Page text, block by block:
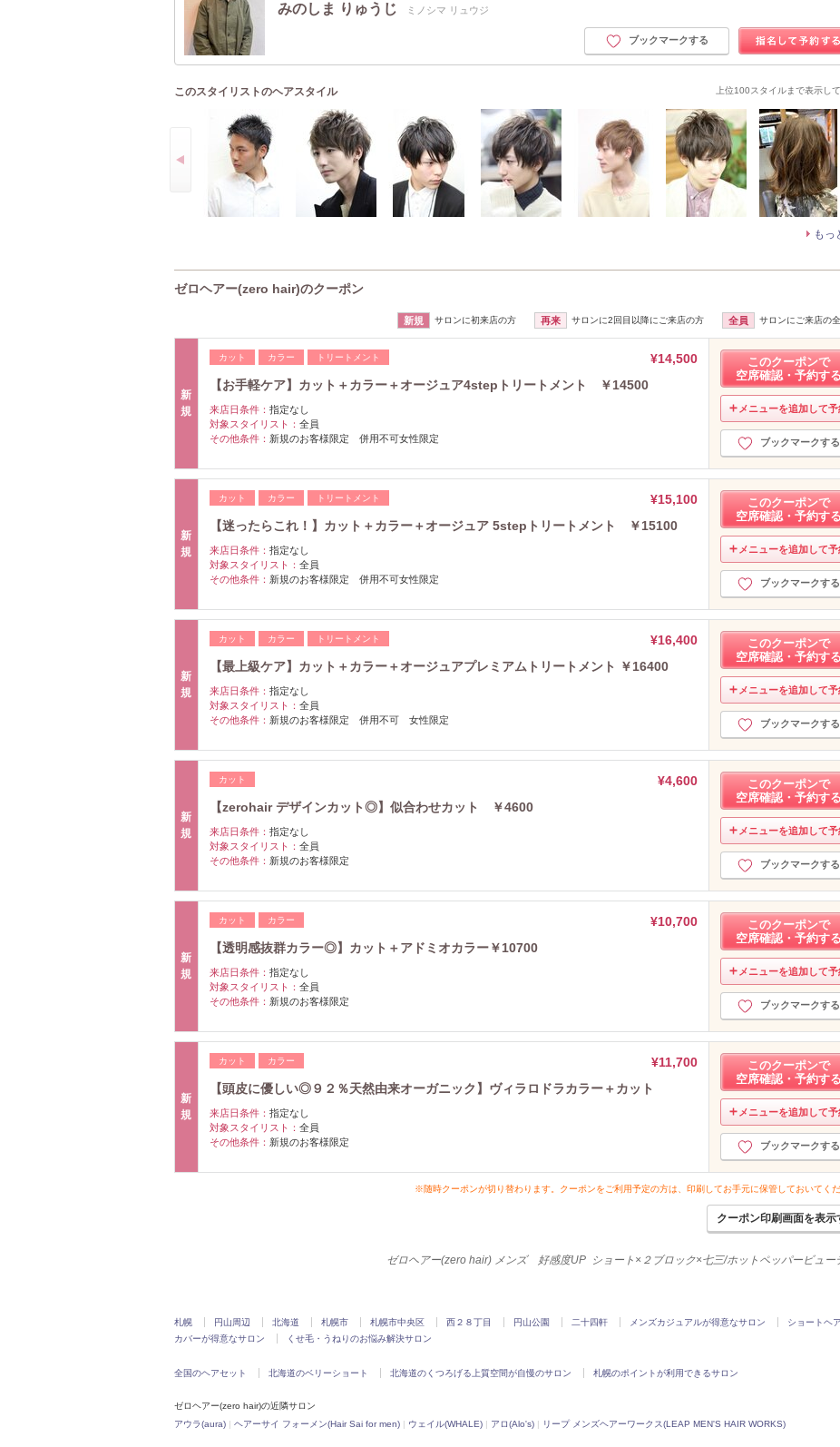
みのしま りゅうじ ミノシマ リュウジ
ブックマークする
このスタイリストのヘアスタイル 上位100スタイルまで表示し
もっ
ゼロヘアー(zero hair)のクーポン
新規 サロンに初来店の方 再来 サロンに2回目以降にご来店の方 全員 サロンにご来店の
新
規
カット カラー トリートメント
¥14,500
【お手軽ケア】カット＋カラー＋オージュア4stepトリートメント ￥14500
来店日条件： 指定なし
対象スタイリスト： 全員
その他条件： 新規のお客様限定 併用不可女性限定
このクーポンで
空席確認・予約する
メニューを追加して予
ブックマークする
新
規
カット カラー トリートメント
¥15,100
【迷ったらこれ！】カット＋カラー＋オージュア 5stepトリートメント ￥15100
来店日条件： 指定なし
対象スタイリスト： 全員
その他条件： 新規のお客様限定 併用不可女性限定
このクーポンで
空席確認・予約する
メニューを追加して予
ブックマークする
新
規
カット カラー トリートメント
¥16,400
【最上級ケア】カット＋カラー＋オージュアプレミアムトリートメント ￥16400
来店日条件： 指定なし
対象スタイリスト： 全員
その他条件： 新規のお客様限定 併用不可 女性限定
このクーポンで
空席確認・予約する
メニューを追加して予
ブックマークする
新
規
カット
¥4,600
【zerohair デザインカット◎】似合わせカット ￥4600
来店日条件： 指定なし
対象スタイリスト： 全員
その他条件： 新規のお客様限定
このクーポンで
空席確認・予約する
メニューを追加して予
ブックマークする
新
規
カット カラー
¥10,700
【透明感抜群カラー◎】カット＋アドミオカラー￥10700
来店日条件： 指定なし
対象スタイリスト： 全員
その他条件： 新規のお客様限定
このクーポンで
空席確認・予約する
メニューを追加して予
ブックマークする
新
規
カット カラー
¥11,700
【頭皮に優しい◎９２％天然由来オーガニック】ヴィラロドラカラー＋カット
来店日条件： 指定なし
対象スタイリスト： 全員
その他条件： 新規のお客様限定
このクーポンで
空席確認・予約する
メニューを追加して予
ブックマークする
※随時クーポンが切り替わります。クーポンをご利用予定の方は、印刷してお手元に保管しておいてくだ
クーポン印刷画面を表示
ゼロヘアー(zero hair) メンズ 好感度UP ショート×２ブロック×七三/ホットペッパービュー
札幌 円山周辺 北海道 札幌市 札幌市中央区 西２８丁目 円山公園 二十四軒 メンズカジュアルが得意なサロン ショートヘ
カバーが得意なサロン
くせ毛・うねりのお悩み解決サロン
全国のヘアセット 北海道のベリーショート 北海道のくつろげる上質空間が自慢のサロン 札幌のポイントが利用できるサロン
ゼロヘアー(zero hair)の近隣サロン
アウラ(aura) | ヘアーサイ フォーメン(Hair Sai for men) | ウェイル(WHALE) | アロ(Alo's) | リープ メンズヘアーワークス(LEAP MEN'S HAIR WORKS)